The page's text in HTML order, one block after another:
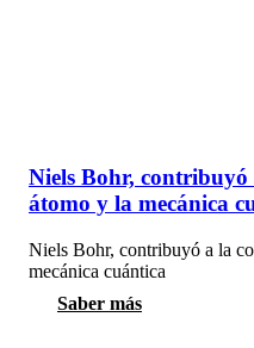
Niels Bohr, contribuyó
átomo y la mecánica
Niels Bohr, contribuyó a la
mecánica cuántica
Saber más